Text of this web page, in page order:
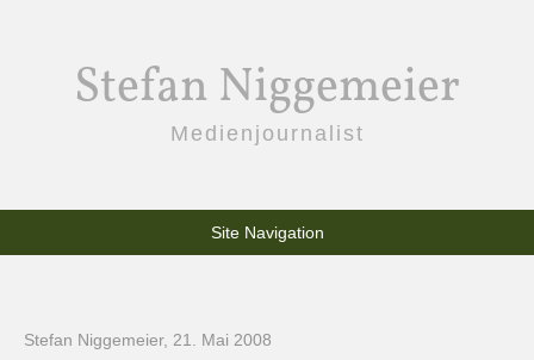
Stefan Niggemeier
Medienjournalist
Site Navigation
Stefan Niggemeier, 21. Mai 2008